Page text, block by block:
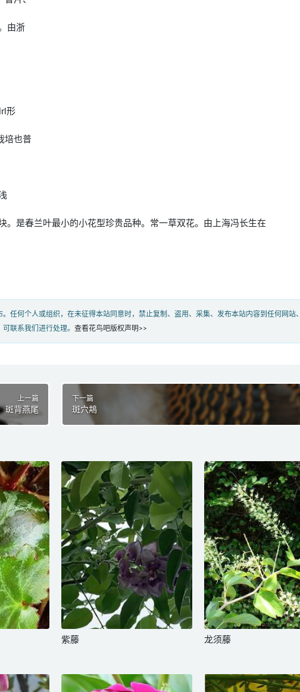
由浙
形
培也普
。是春兰叶最小的小花型珍贵品种。常一草双花。由上海冯长生在
任何个人或组织，在未征得本站同意时，禁止复制、盗用、采集、发布本站内容到任何网站
联系我们进行处理。 查看花鸟吧版权声明>>
上一篇
斑背燕尾
下一篇
斑穴䳍
紫藤 龙须藤